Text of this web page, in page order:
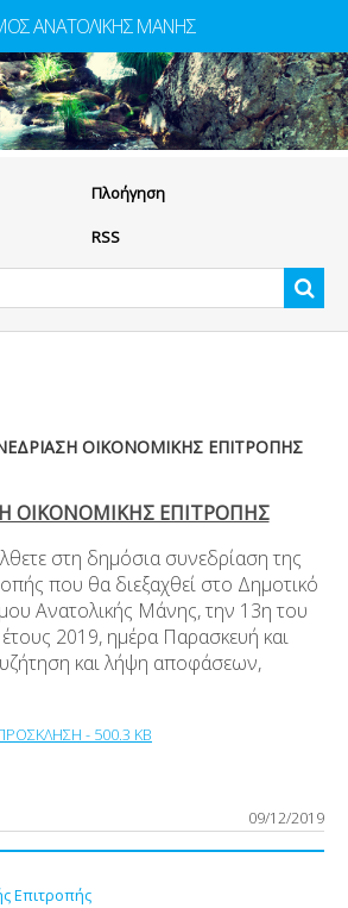
Πλοήγηση
RSS
ΟΙΚΟΝΟΜΙΚΗΣ ΕΠΙΤΡΟΠΗΣ
ΟΙΚΟΝΟΜΙΚΗΣ ΕΠΙΤΡΟΠΗΣ
στη δημόσια συνεδρίαση της
που θα διεξαχθεί στο Δημοτικό
Ανατολικής Μάνης, την 13η του
2019, ημέρα Παρασκευή και
και λήψη αποφάσεων,
- 500.3 KB
09/12/2019
Επιτροπής
ΑΝΑΤΟΛΙΚΗΣ ΜΑΝΗΣ